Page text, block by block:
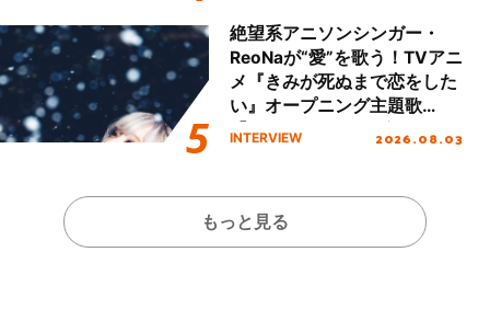
絶望系アニソンシンガー・
ReoNaが“愛”を歌う！TVアニ
メ『きみが死ぬまで恋をした
い』オープニング主題歌
「Amore」インタビュー
INTERVIEW 2026.08.03
もっと見る